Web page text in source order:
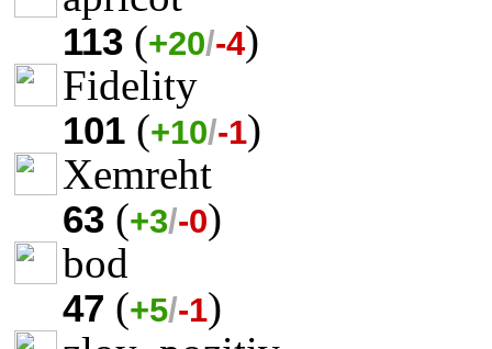
113 (+20/-4)
Fidelity
101 (+10/-1)
Xemreht
63 (+3/-0)
bod
47 (+5/-1)